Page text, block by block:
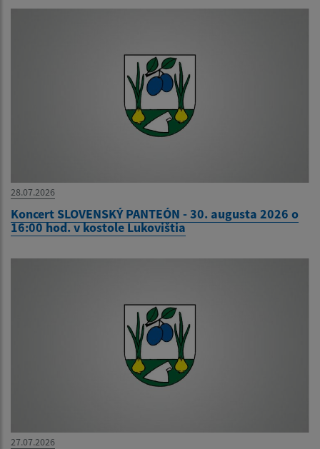
28.07.2026
Koncert SLOVENSKÝ PANTEÓN - 30. augusta 2026 o
16:00 hod. v kostole Lukovištia
27.07.2026